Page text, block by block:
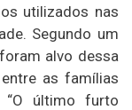
utilizados nas
Segundo um
alvo dessa
as famílias
“O último furto